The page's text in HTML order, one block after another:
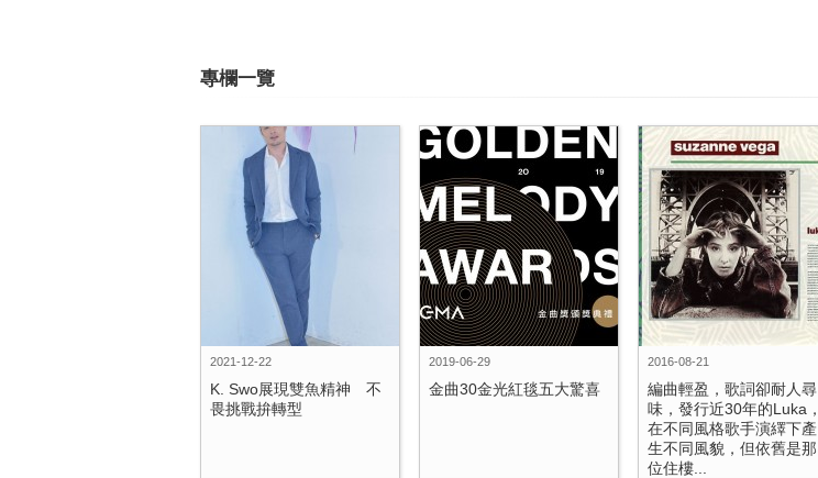
專欄一覽
2021-12-22
K. Swo展現雙魚精神 不
畏挑戰拚轉型
2019-06-29
金曲30金光紅毯五大驚喜
2016-08-21
編曲輕盈，歌詞卻耐人尋
味，發行近30年的Luka，
在不同風格歌手演繹下產
生不同風貌，但依舊是那
位住樓...